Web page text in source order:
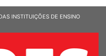
INSTITUIÇÕES DE ENSINO